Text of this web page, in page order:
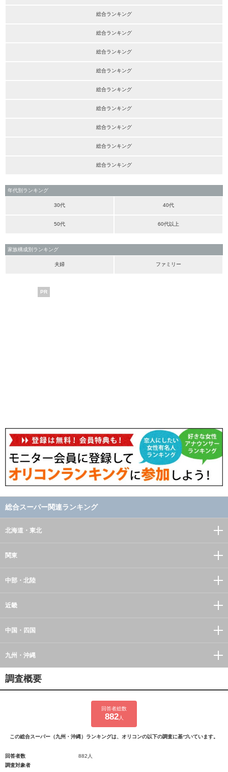
総合ランキング
総合ランキング
総合ランキング
総合ランキング
総合ランキング
総合ランキング
総合ランキング
総合ランキング
総合ランキング
年代別ランキング
30代 40代
50代 60代以上
家族構成別ランキング
夫婦 ファミリー
PR
総合スーパー関連ランキング
北海道・東北
関東
中部・北陸
近畿
中国・四国
九州・沖縄
調査概要
回答者総数
882人
この総合スーパー（九州・沖縄）ランキングは、オリコンの以下の調査に基づいています。
回答者数
882人
調査対象者